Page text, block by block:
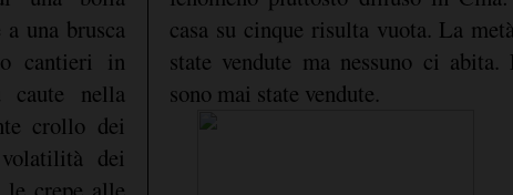
una brusca
cantieri in
caute nella
crollo dei
dei
casa su cinque risulta vuota. La
state vendute ma nessuno ci
sono mai state vendute.